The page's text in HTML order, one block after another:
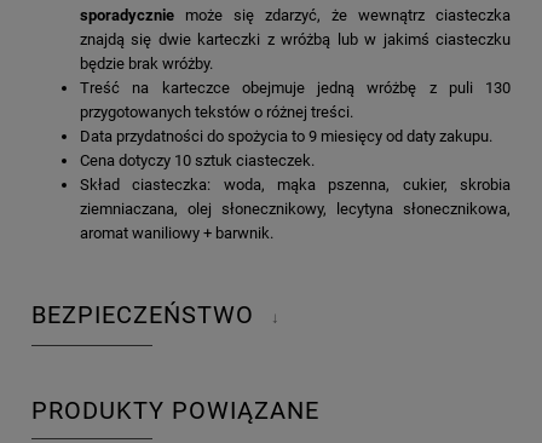
sporadycznie może się zdarzyć, że wewnątrz ciasteczka
znajdą się dwie karteczki z wróżbą lub w jakimś ciasteczku
będzie brak wróżby.
Treść na karteczce obejmuje jedną wróżbę z puli 130
przygotowanych tekstów o różnej treści.
Data przydatności do spożycia to 9 miesięcy od daty zakupu.
Cena dotyczy 10 sztuk ciasteczek.
Skład ciasteczka: woda, mąka pszenna, cukier, skrobia
ziemniaczana, olej słonecznikowy, lecytyna słonecznikowa,
aromat waniliowy + barwnik.
BEZPIECZEŃSTWO ↓
PRODUKTY POWIĄZANE